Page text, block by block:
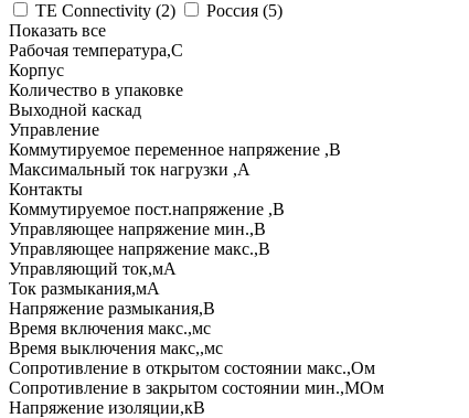
TE Connectivity (2) Россия (5)
Показать все
Рабочая температура,С
Корпус
Количество в упаковке
Выходной каскад
Управление
Коммутируемое переменное напряжение ,В
Максимальный ток нагрузки ,А
Контакты
Коммутируемое пост.напряжение ,В
Управляющее напряжение мин.,В
Управляющее напряжение макс.,В
Управляющий ток,мА
Ток размыкания,мА
Напряжение размыкания,В
Время включения макс.,мс
Время выключения макс,,мс
Сопротивление в открытом состоянии макс.,Ом
Сопротивление в закрытом состоянии мин.,МОм
Напряжение изоляции,кВ